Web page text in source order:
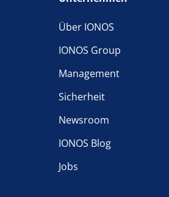
Über IONOS
IONOS Group
Management
Sicherheit
Newsroom
IONOS Blog
Jobs